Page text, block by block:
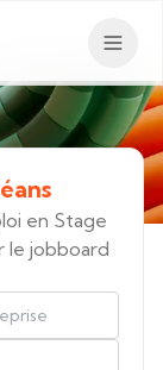
en Stage
le jobboard